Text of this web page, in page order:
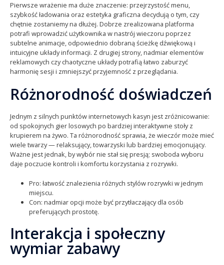
Pierwsze wrażenie ma duże znaczenie: przejrzystość menu,
szybkość ładowania oraz estetyka graficzna decydują o tym, czy
chętnie zostaniemy na dłużej. Dobrze zrealizowana platforma
potrafi wprowadzić użytkownika w nastrój wieczoru poprzez
subtelne animacje, odpowiednio dobraną ścieżkę dźwiękową i
intuicyjne układy informacji. Z drugiej strony, nadmiar elementów
reklamowych czy chaotyczne układy potrafią łatwo zaburzyć
harmonię sesji i zmniejszyć przyjemność z przeglądania.
Różnorodność doświadczeń
Jednym z silnych punktów internetowych kasyn jest zróżnicowanie:
od spokojnych gier losowych po bardziej interaktywne stoły z
krupierem na żywo. Ta różnorodność sprawia, że wieczór może mieć
wiele twarzy — relaksujący, towarzyski lub bardziej emocjonujący.
Ważne jest jednak, by wybór nie stał się presją; swoboda wyboru
daje poczucie kontroli i komfortu korzystania z rozrywki.
Pro: łatwość znalezienia różnych stylów rozrywki w jednym
miejscu.
Con: nadmiar opcji może być przytłaczający dla osób
preferujących prostotę.
Interakcja i społeczny
wymiar zabawy